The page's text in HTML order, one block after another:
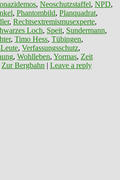
, Neoschutzstaffel, NPD,
, Phantombild, Planquadrat,
, Rechtsextremismusexperte,
Loch, Speit, Sundermann,
, Timo Hess, Tübingen,
, Verfassungsschutz,
, Wohlleben, Yormas, Zeit
Zur Bergbahn | Leave a reply